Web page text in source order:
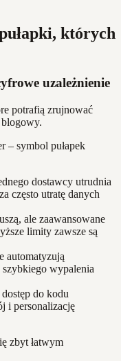
których
uzależnienie
potrafią zrujnować
dostawcy utrudnia
często utratę danych
ale zaawansowane
limity zawsze są
automatyzują
wypalenia
do kodu
i personalizację
zbyt łatwym